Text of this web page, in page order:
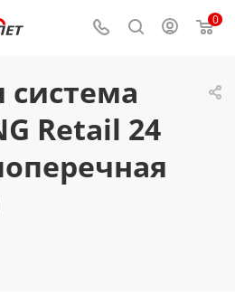
0
система
Retail 24